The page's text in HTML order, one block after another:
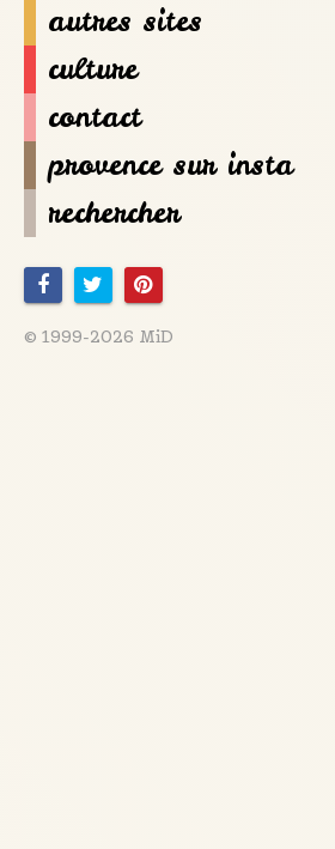
autres sites
culture
contact
provence sur insta
rechercher
© 1999-2026 MiD